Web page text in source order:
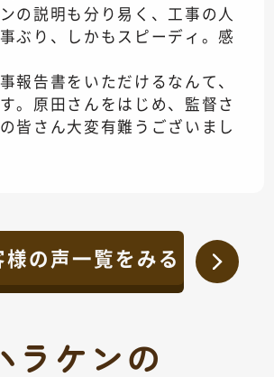
の説明も分り易く、工事の人
ぶり、しかもスピーディ。感
報告書をいただけるなんて、
。原田さんをはじめ、監督さ
皆さん大変有難うございまし
様の声一覧をみる
ラケンの